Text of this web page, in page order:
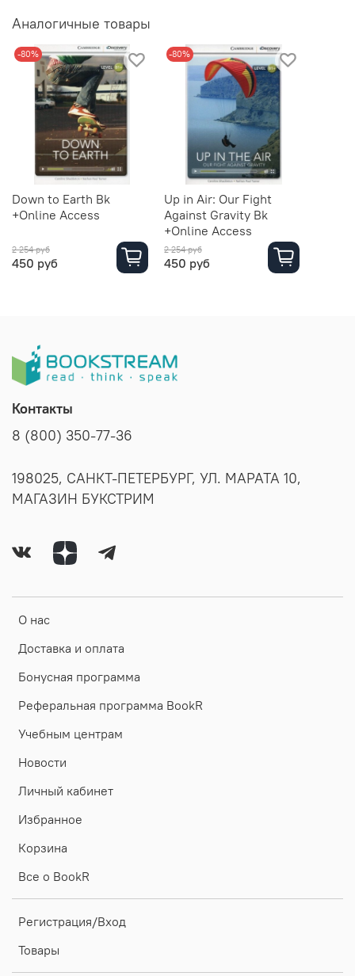
Аналогичные товары
-80%
Down to Earth Bk
+Online Access
2 254 руб
450 руб
-80%
Up in Air: Our Fight
Against Gravity Bk
+Online Access
2 254 руб
450 руб
О нас
Доставка и оплата
Бонусная программа
Реферальная программа BookR
Учебным центрам
Новости
Личный кабинет
Избранное
Корзина
Все о BookR
Регистрация/Вход
Товары
Контакты
8 (800) 350-77-36
198025, САНКТ-ПЕТЕРБУРГ, УЛ. МАРАТА 10,
МАГАЗИН БУКСТРИМ